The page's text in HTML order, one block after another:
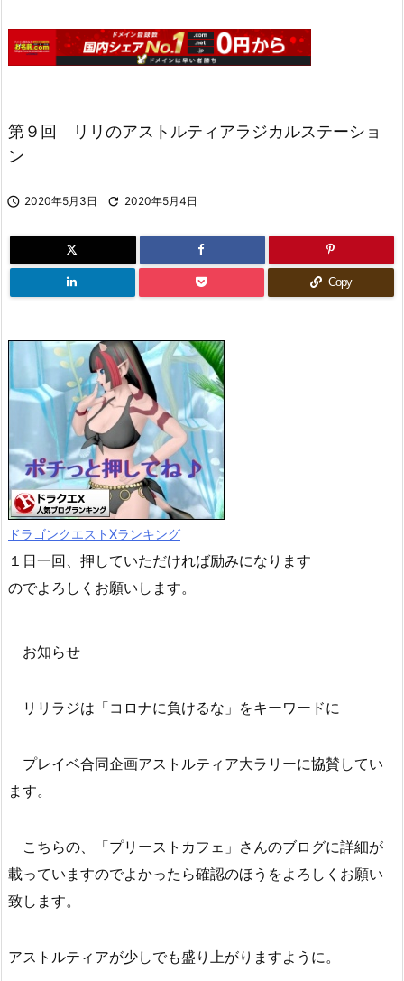
第９回 リリのアストルティアラジカルステーショ
ン
 2020年5月3日  2020年5月4日
Copy
ドラゴンクエストXランキング
１日一回、押していただければ励みになります
のでよろしくお願いします。
お知らせ
リリラジは「コロナに負けるな」をキーワードに
プレイベ合同企画アストルティア大ラリーに協賛してい
ます。
こちらの、「プリーストカフェ」さんのブログに詳細が
載っていますのでよかったら確認のほうをよろしくお願い
致します。
アストルティアが少しでも盛り上がりますように。